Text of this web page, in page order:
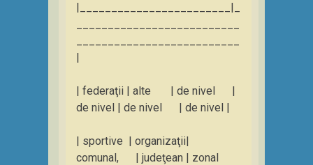
|________________________|_
|
| federaţii | alte | de nivel |
de nivel | de nivel | de nivel |
| sportive | organizaţii|
comunal, | judeţean | zonal